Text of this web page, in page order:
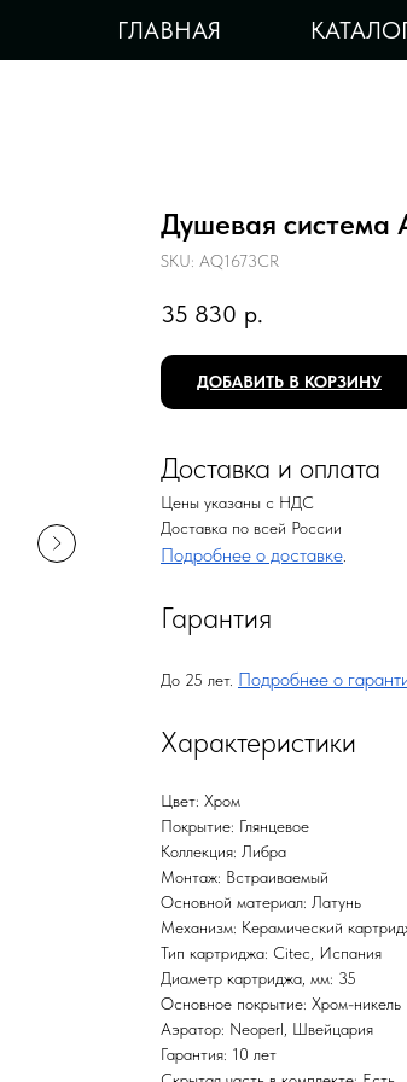
ГЛАВНАЯ
Душевая система
SKU: AQ1673CR
35 830 р.
ДОБАВИТЬ В КОРЗИНУ
Доставка и оплата
Цены указаны с НДС
Доставка по всей России
Подробнее о доставке
Гарантия
До 25 лет. Подробнее о
Характеристики
Цвет: Хром
Покрытие: Глянцевое
Коллекция: Либра
Монтаж: Встраиваемый
Основной материал: Латунь
Механизм: Керамический
Тип картриджа: Citec, Испания
Диаметр картриджа, мм: 35
Основное покрытие: Хром-никель
Аэратор: Neoperl, Швейцария
Гарантия: 10 лет